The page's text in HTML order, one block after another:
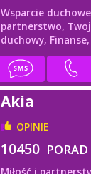
Wsparcie
partnerstwo,
duchowy, Finanse,
Akia
OPINIE
10450 PORAD
Miłość i